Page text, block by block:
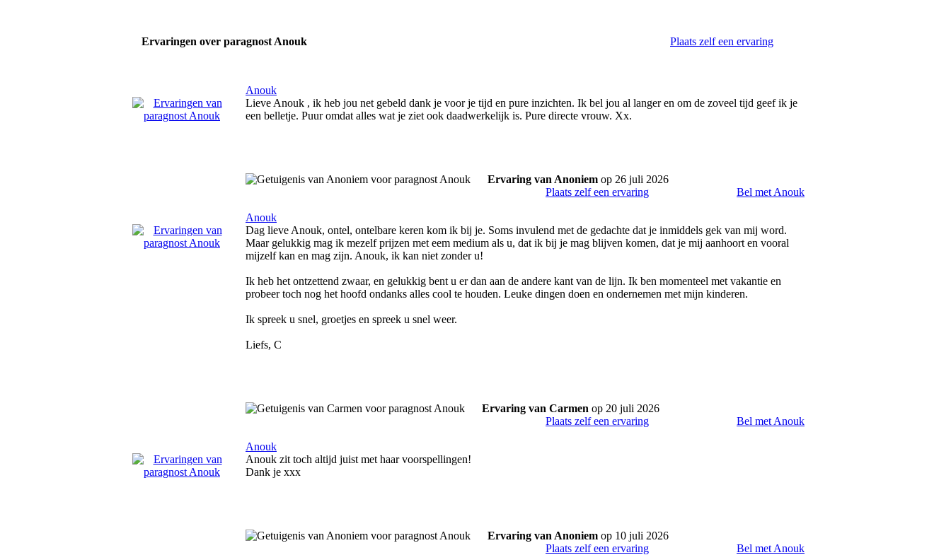
Ervaringen over paragnost Anouk Plaats zelf een ervaring
Anouk
Lieve Anouk , ik heb jou net gebeld dank je voor je tijd en pure inzichten. Ik bel jou al langer en om de zoveel tijd geef ik je
een belletje. Puur omdat alles wat je ziet ook daadwerkelijk is. Pure directe vrouw. Xx.
Ervaring van Anoniem op 26 juli 2026
Plaats zelf een ervaring
Bel met Anouk
Anouk
Dag lieve Anouk, ontel, ontelbare keren kom ik bij je. Soms invulend met de gedachte dat je inmiddels gek van mij word.
Maar gelukkig mag ik mezelf prijzen met eem medium als u, dat ik bij je mag blijven komen, dat je mij aanhoort en vooral
mijzelf kan en mag zijn. Anouk, ik kan niet zonder u!
Ik heb het ontzettend zwaar, en gelukkig bent u er dan aan de andere kant van de lijn. Ik ben momenteel met vakantie en
probeer toch nog het hoofd ondanks alles cool te houden. Leuke dingen doen en ondernemen met mijn kinderen.
Ik spreek u snel, groetjes en spreek u snel weer.
Liefs, C
Ervaring van Carmen op 20 juli 2026
Plaats zelf een ervaring
Bel met Anouk
Anouk
Anouk zit toch altijd juist met haar voorspellingen!
Dank je xxx
Ervaring van Anoniem op 10 juli 2026
Plaats zelf een ervaring
Bel met Anouk